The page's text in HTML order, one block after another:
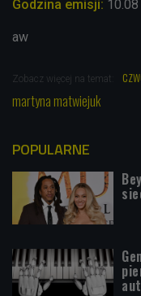
Godzina emisji: 10.08
aw
Zobacz więcej na temat:
martyna matwiejuk
POPULARNE